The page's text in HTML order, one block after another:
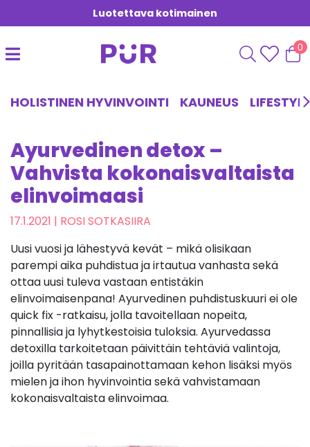
Luotettava kotimainen
0
HOLISTINEN HYVINVOINTI KAUNEUS LIFESTYLE
Ayurvedinen detox –
Vahvista kokonaisvaltaista
elinvoimaasi
17.1.2021 | ROSI SOTKASIIRA
Uusi vuosi ja lähestyvä kevät – mikä olisikaan
parempi aika puhdistua ja irtautua vanhasta sekä
ottaa uusi tuleva vastaan entistäkin
elinvoimaisenpana! Ayurvedinen puhdistuskuuri ei ole
quick fix -ratkaisu, jolla tavoitellaan nopeita,
pinnallisia ja lyhytkestoisia tuloksia. Ayurvedassa
detoxilla tarkoitetaan päivittäin tehtäviä valintoja,
joilla pyritään tasapainottamaan kehon lisäksi myös
mielen ja ihon hyvinvointia sekä vahvistamaan
kokonaisvaltaista elinvoimaa.